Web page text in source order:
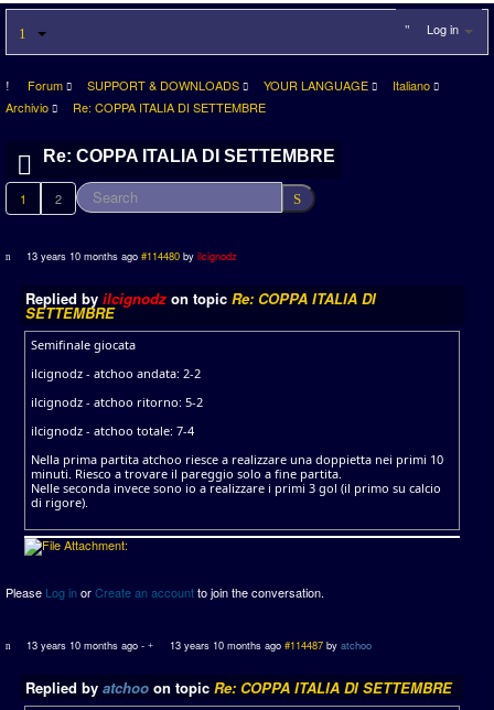
Log in
Forum SUPPORT & DOWNLOADS YOUR LANGUAGE
Italiano
Archivio
Re: COPPA ITALIA DI SETTEMBRE
Re: COPPA ITALIA DI SETTEMBRE
1 2
13 years 10 months ago #114480 byilcignodz
Replied by ilcignodz on topic Re: COPPA ITALIA DI
SETTEMBRE
Semifinale giocata
ilcignodz - atchoo andata: 2-2
ilcignodz - atchoo ritorno: 5-2
ilcignodz - atchoo totale: 7-4
Nella prima partita atchoo riesce a realizzare una doppietta nei primi 10
minuti. Riesco a trovare il pareggio solo a fine partita.
Nelle seconda invece sono io a realizzare i primi 3 gol (il primo su calcio
di rigore).
Please Log inorCreate an accountto join the conversation.
13 years 10 months ago - 13 years 10 months ago #114487 by atchoo
Replied by atchoo on topic Re: COPPA ITALIA DI SETTEMBRE